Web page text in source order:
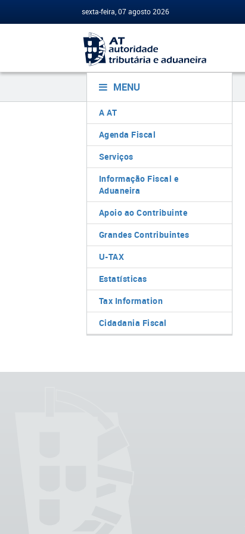
sexta-feira, 07 agosto 2026
MENU
A AT
Agenda Fiscal
Serviços
Informação Fiscal e
Aduaneira
Apoio ao Contribuinte
Grandes Contribuintes
U-TAX
Estatísticas
Tax Information
Cidadania Fiscal